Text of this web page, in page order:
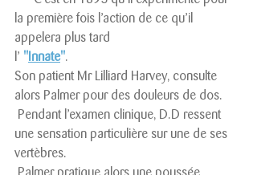
la première fois l’action de ce qu’il
appelera plus tard
l’ " Innate".
Son patient Mr Lilliard Harvey, consulte
alors Palmer pour des douleurs de dos.
une sensation particulière sur une de ses
vertèbres.